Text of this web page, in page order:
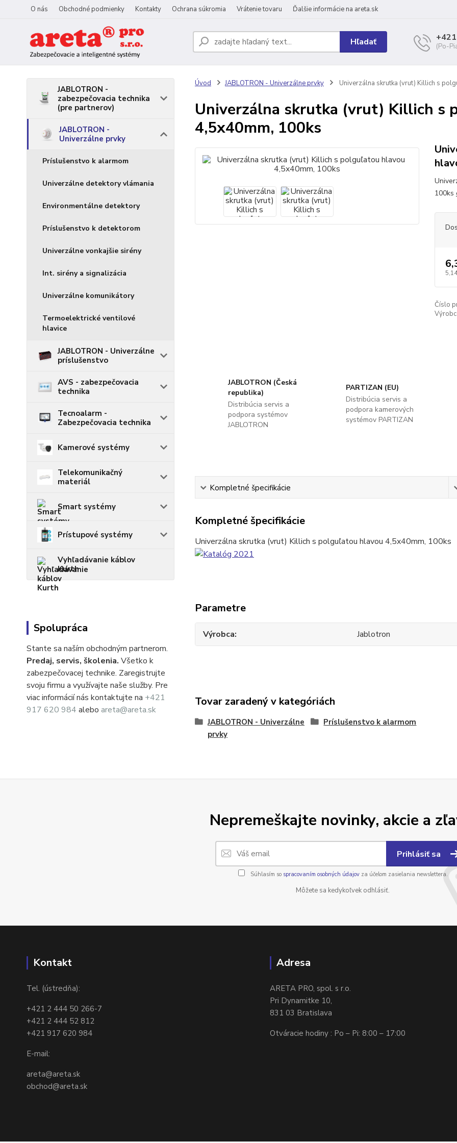
O nás Obchodné podmienky Kontakty Ochrana súkromia Vrátenie tovaru Ďalšie informácie na areta.sk
Hľadať (Po-
JABLOTRON -
zabezpečovacia technika
(pre partnerov)
JABLOTRON -
Univerzálne prvky
Príslušenstvo k alarmom
Univerzálne detektory vlámania
Environmentálne detektory
Príslušenstvo k detektorom
Univerzálne vonkajšie sirény
Int. sirény a signalizácia
Univerzálne komunikátory
Termoelektrické ventilové
hlavice
JABLOTRON - Univerzálne
príslušenstvo
AVS - zabezpečovacia
technika
Tecnoalarm -
Zabezpečovacia technika
Kamerové systémy
Telekomunikačný
materiál
Smart systémy
Prístupové systémy
Vyhľadávanie káblov
Kurth
Spolupráca
Stante sa naším obchodným partnerom.
Predaj, servis, školenia. Všetko k
zabezpečovacej technike. Zaregistrujte
svoju firmu a využívajte naše služby. Pre
viac informácií nás kontaktujte na +421
917 620 984 alebo areta@areta.sk
Úvod JABLOTRON - Univerzálne prvky Univerzálna skrutka (vrut) Killich s
Univerzálna skrutka (vrut) Killich s
4,5x40mm, 100ks
100ks
Číslo
JABLOTRON (Česká
republika)
Distribúcia servis a
podpora systémov
JABLOTRON
PARTIZAN (EU)
Distribúcia servis a
podpora kamerových
systémov PARTIZAN
Kompletné špecifikácie
Kompletné špecifikácie
Univerzálna skrutka (vrut) Killich s polguľatou hlavou 4,5x40mm, 100ks
Parametre
Výrobca Jablotron
Tovar zaradený v kategóriách
JABLOTRON - Univerzálne
prvky
Príslušenstvo k alarmom
Nepremeškajte novinky, akcie a
Prihlásiť sa
Súhlasím so spracovaním osobných údajovza účelom zasielania newslettera.
Môžete sa kedykoľvek odhlásiť.
Kontakt
Tel. (ústredňa):
+421 2 444 50 266-7
+421 2 444 52 812
+421 917 620 984
E-mail:
areta@areta.sk
obchod@areta.sk
Adresa
ARETA PRO, spol. s r.o.
Pri Dynamitke 10,
831 03 Bratislava
Otváracie hodiny : Po – Pi: 8:00 – 17:00